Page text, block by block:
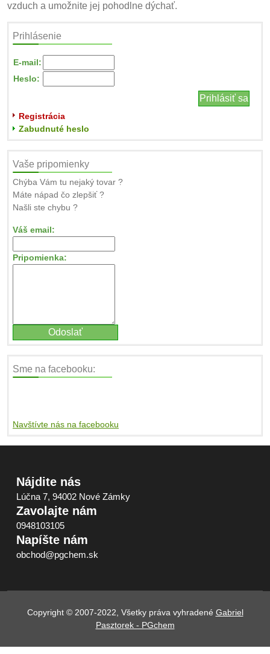
vzduch a umožnite jej pohodlne dýchať.
Prihlásenie
E-mail:
Heslo:
Registrácia
Zabudnuté heslo
Vaše pripomienky
Chýba Vám tu nejaký tovar ?
Máte nápad čo zlepšiť ?
Našli ste chybu ?
Váš email:
Pripomienka:
Sme na facebooku:
Navštívte nás na facebooku
Nájdite nás
Lúčna 7, 94002 Nové Zámky
Zavolajte nám
0948103105
Napíšte nám
obchod@pgchem.sk
Copyright © 2007-2022, Všetky práva vyhradené Gabriel
Pasztorek - PGchem